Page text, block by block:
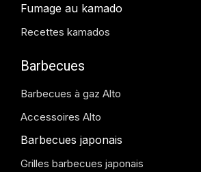
Fumage au kamado
Recettes kamados
Barbecues
Barbecues à gaz Alto
Accessoires Alto
Barbecues japonais
Grilles barbecues japonais